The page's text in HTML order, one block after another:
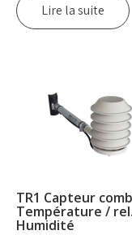
Lire la suite
TR1 Capteur
Température / rel.
Humidité